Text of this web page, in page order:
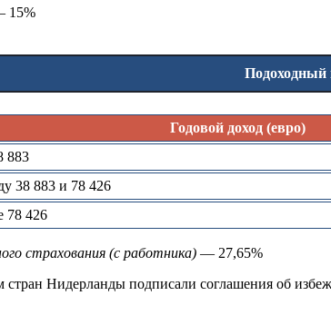
15%
Подоходный
Годовой доход (евро)
883
38 883 и 78 426
78 426
страхования (с работника) — 27,65%
Нидерланды подписали соглашения об